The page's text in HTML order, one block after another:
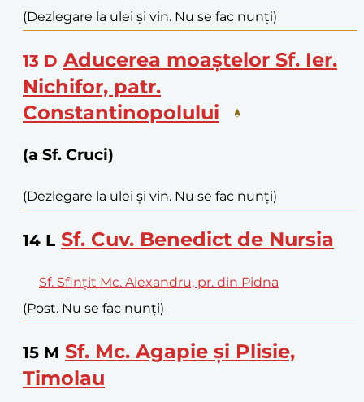
(Dezlegare la ulei și vin. Nu se fac nunți)
13 D Aducerea moaștelor Sf. Ier.
Nichifor, patr.
Constantinopolului
(a Sf. Cruci)
(Dezlegare la ulei și vin. Nu se fac nunți)
14 L Sf. Cuv. Benedict de Nursia
Sf. Sfințit Mc. Alexandru, pr. din Pidna
(Post. Nu se fac nunți)
15 M Sf. Mc. Agapie și Plisie,
Timolau